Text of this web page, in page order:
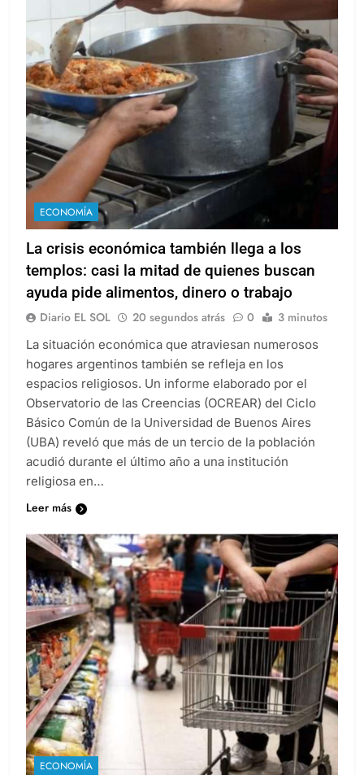
ECONOMÍA
La crisis económica también llega a los
templos: casi la mitad de quienes buscan
ayuda pide alimentos, dinero o trabajo
Diario EL SOL 20 segundos atrás 0 3 minutos
La situación económica que atraviesan numerosos
hogares argentinos también se refleja en los
espacios religiosos. Un informe elaborado por el
Observatorio de las Creencias (OCREAR) del Ciclo
Básico Común de la Universidad de Buenos Aires
(UBA) reveló que más de un tercio de la población
acudió durante el último año a una institución
religiosa en…
Leer más
ECONOMÍA